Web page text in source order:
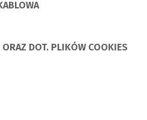
DOT. PLIKÓW COOKIES